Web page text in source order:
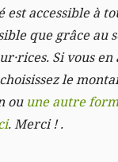
est accessible à
que grâce au
Si vous en
le
ou une autre
. Merci ! .